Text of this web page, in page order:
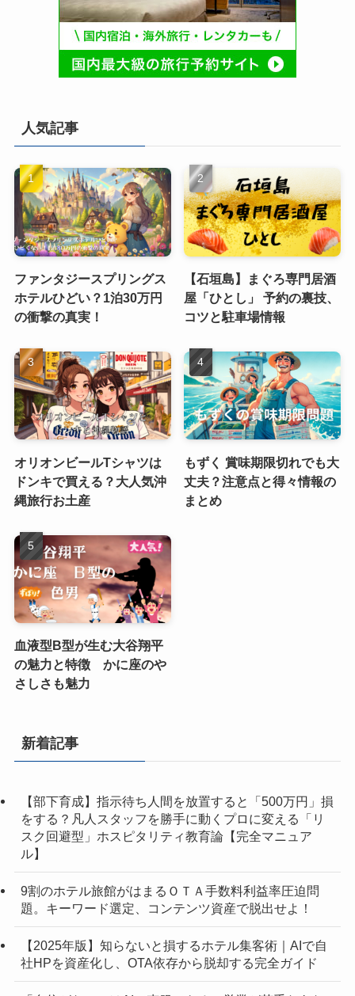
人気記事
ファンタジースプリングス
ホテルひどい？1泊30万円
の衝撃の真実！
【石垣島】まぐろ専門居酒
屋「ひとし」 予約の裏技、
コツと駐車場情報
オリオンビールTシャツは
ドンキで買える？大人気沖
縄旅行お土産
もずく 賞味期限切れでも大
丈夫？注意点と得々情報の
まとめ
血液型B型が生む大谷翔平
の魅力と特徴 かに座のや
さしさも魅力
新着記事
【部下育成】指示待ち人間を放置すると「500万円」損
をする？凡人スタッフを勝手に動くプロに変える「リ
スク回避型」ホスピタリティ教育論【完全マニュア
ル】
9割のホテル旅館がはまるＯＴＡ手数料利益率圧迫問
題。キーワード選定、コンテンツ資産で脱出せよ！
【2025年版】知らないと損するホテル集客術｜AIで自
社HPを資産化し、OTA依存から脱却する完全ガイド